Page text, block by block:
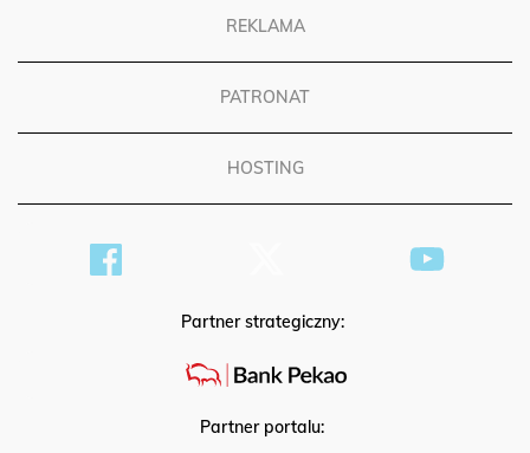
REKLAMA
PATRONAT
HOSTING
Partner strategiczny:
Partner portalu: